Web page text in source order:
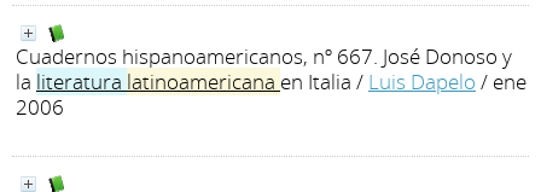
Cuadernos hispanoamericanos, nº 667. José Donoso y
la literatura latinoamericana en Italia / Luis Dapelo / ene
2006